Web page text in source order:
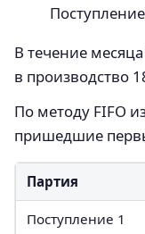
В течение
в производство
По методу FIFO
пришедшие
Партия
Поступление 1